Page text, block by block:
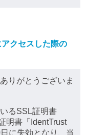
クセスした際の
りがとうございま
るSSL証明書
明書「IdentTrust
に失効となり、当